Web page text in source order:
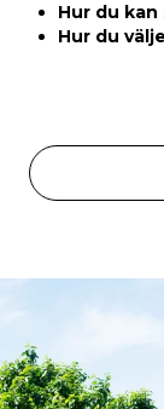
Hur du
Hur du